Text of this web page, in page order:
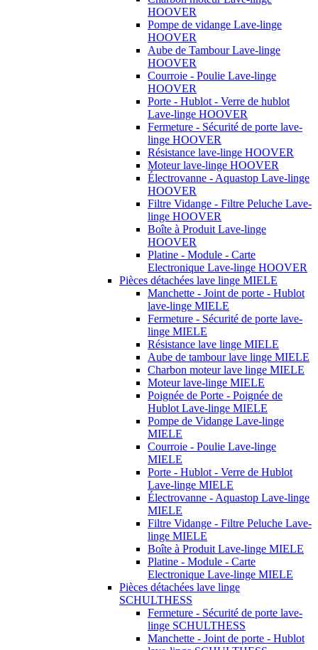
HOOVER
Pompe de vidange Lave-linge
HOOVER
Aube de Tambour Lave-linge
HOOVER
Courroie - Poulie Lave-linge
HOOVER
Porte - Hublot - Verre de hublot
Lave-linge HOOVER
Fermeture - Sécurité de porte lave-
linge HOOVER
Résistance lave-linge HOOVER
Moteur lave-linge HOOVER
Électrovanne - Aquastop Lave-linge
HOOVER
Filtre Vidange - Filtre Peluche Lave-
linge HOOVER
Boîte à Produit Lave-linge
HOOVER
Platine - Module - Carte
Electronique Lave-linge HOOVER
Pièces détachées lave linge MIELE
Manchette - Joint de porte - Hublot
lave-linge MIELE
Fermeture - Sécurité de porte lave-
linge MIELE
Résistance lave linge MIELE
Aube de tambour lave linge MIELE
Charbon moteur lave linge MIELE
Moteur lave-linge MIELE
Poignée de Porte - Poignée de
Hublot Lave-linge MIELE
Pompe de Vidange Lave-linge
MIELE
Courroie - Poulie Lave-linge
MIELE
Porte - Hublot - Verre de Hublot
Lave-linge MIELE
Électrovanne - Aquastop Lave-linge
MIELE
Filtre Vidange - Filtre Peluche Lave-
linge MIELE
Boîte à Produit Lave-linge MIELE
Platine - Module - Carte
Electronique Lave-linge MIELE
Pièces détachées lave linge
SCHULTHESS
Fermeture - Sécurité de porte lave-
linge SCHULTHESS
Manchette - Joint de porte - Hublot